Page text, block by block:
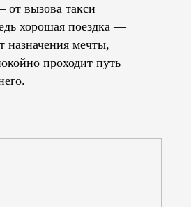
от вызова такси
хорошая поездка —
назначения мечты,
проходит путь